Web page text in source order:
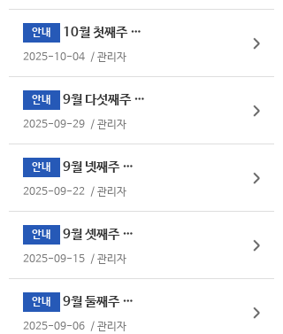
안내 10월 첫째주 식단표
2025-10-04 / 관리자
안내 9월 다섯째주 식단표
2025-09-29 / 관리자
안내 9월 넷째주 식단표
2025-09-22 / 관리자
안내 9월 셋째주 식단표
2025-09-15 / 관리자
안내 9월 둘째주 식단표
2025-09-06 / 관리자